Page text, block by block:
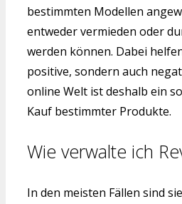
bestimmten Modellen
entweder vermieden oder
werden können. Dabei
positive, sondern auch
online Welt ist deshalb ein
Kauf bestimmter Produkte.
Wie verwalte ich
In den meisten Fällen sind